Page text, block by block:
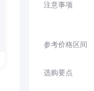
注意事项
参考价格区间
选购要点